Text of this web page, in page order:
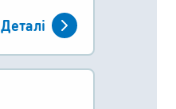
Деталі